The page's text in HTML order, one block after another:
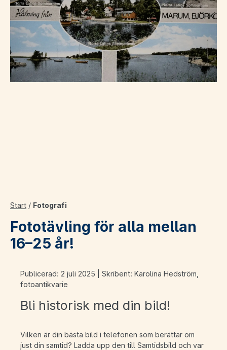
Start / Fotografi
Fototävling för alla mellan
16–25 år!
Publicerad: 2 juli 2025 | Skribent: Karolina Hedström,
fotoantikvarie
Bli historisk med din bild!
Vilken är din bästa bild i telefonen som berättar om
just din samtid? Ladda upp den till Samtidsbild och var